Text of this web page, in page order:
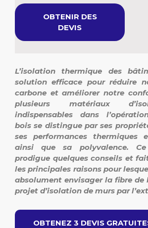
OBTENIR DES
DEVIS
L’isolation thermique des
solution efficace pour réduire
carbone et améliorer notre
plusieurs matériaux
indispensables dans
bois se distingue par ses
ses performances thermiques
ainsi que sa polyvalence.
prodigue quelques conseils et
les principales raisons pour
absolument envisager la fibre de
projet d’isolation de murs par
OBTENEZ 3 DEVIS